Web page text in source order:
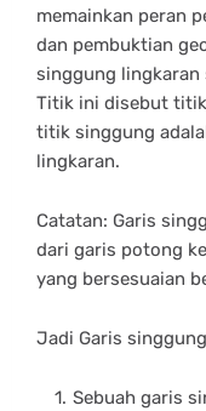
memainkan peran
dan pembuktian
singgung lingkaran
Titik ini disebut
titik singgung
lingkaran.
Catatan: Garis
dari garis potong
yang bersesuaian
Jadi Garis
Sebuah garis